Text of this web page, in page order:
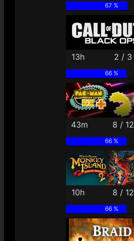
67 %
13h 2 / 3
66 %
43m 8 / 12
66 %
10h 8 / 12
66 %